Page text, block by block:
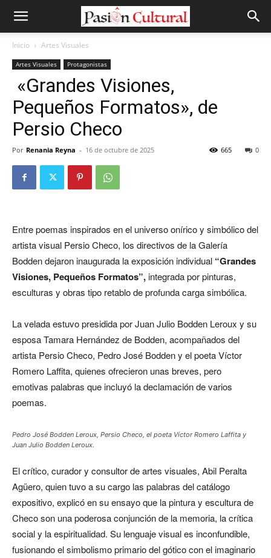
Inicio Artes Visuales
Artes Visuales Protagonistas
«Grandes Visiones,
Pequeños Formatos», de
Persio Checo
Por Renania Reyna - 16 de octubre de 2025 0
665
Entre poemas inspirados en el universo onírico y simbólico del
artista visual Persio Checo, los directivos de la Galería
Bodden dejaron inaugurada la exposición individual “Grandes
Visiones, Pequeños Formatos”,integrada por pinturas,
esculturas y obras tipo retablo de profunda carga simbólica.
La velada estuvo presidida por Juan Julio Bodden Leroux y su
esposa Tamara Hernández de Bodden, acompañados del
artista Persio Checo, Pedro José Bodden y el poeta Víctor
Romero Laffita, quienes ofrecieron unas breves, pero
emotivas palabras que incluyó la declamación de varios
poemas.
Pedro José Bodden Leroux, Persio Checo, el poeta Víctor Romero Laffita y
Juan Julio Bodden Leroux.
El crítico, curador y consultor de artes visuales, Abil Peralta
Agüero, quien tuvo a su cargo las palabras del catálogo
expositivo, explicó en su ensayo que la pintura y escultura de
Checo son una poderosa conjunción de la memoria, la crítica
social y la espiritualidad. Su lenguaje visual es inconfundible,
fusionando el simbolismo primario del gótico con el imaginario